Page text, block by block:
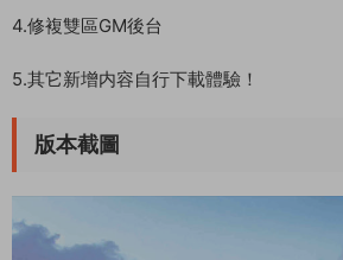
4.修複雙區GM後台
5.其它新增内容自行下載體驗！
版本截圖